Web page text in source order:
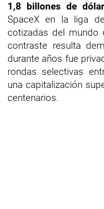
1,8 billones de
SpaceX en la liga
cotizadas del mundo
contraste resulta
durante años fue
rondas selectivas
una capitalización
centenarios.